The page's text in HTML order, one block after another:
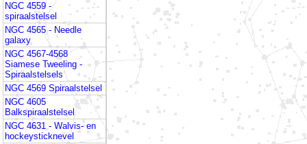
NGC 4559 -
spiraalstelsel
NGC 4565 - Needle
galaxy
NGC 4567-4568
Siamese Tweeling -
Spiraalstelsels
NGC 4569 Spiraalstelsel
NGC 4605
Balkspiraalstelsel
NGC 4631 - Walvis- en
hockeysticknevel